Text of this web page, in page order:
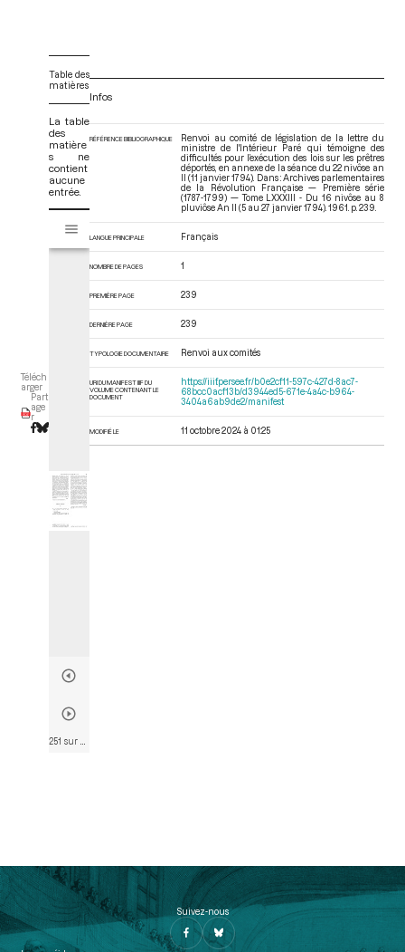
Téléch
arger
Part
age
r
Table des
matières
La table
des
matière
s ne
contient
aucune
entrée.
s
i
d
o
r
Infos
RÉFÉRENCE BIBLIOGRAPHIQUE
Renvoi au comité de législation de la lettre du
ministre de l'Intérieur Paré qui témoigne des
difficultés pour l’exécution des lois sur les prêtres
déportés, en annexe de la séance du 22 nivôse an
II (11 janvier 1794). Dans : Archives parlementaires
de la Révolution Française — Première série
(1787-1799) — Tome LXXXIII - Du 16 nivôse au 8
pluviôse An II (5 au 27 janvier 1794) . 1961. p. 239.
LANGUE PRINCIPALE Français
NOMBRE DE PAGES 1
PREMIÈRE PAGE 239
DERNIÈRE PAGE 239
TYPOLOGIE DOCUMENTAIRE Renvoi aux comités
URI DU MANIFEST IIIF DU
VOLUME CONTENANT LE
DOCUMENT
https://iiif.persee.fr/b0e2cf11-597c-427d-8ac7-
68bcc0acf13b/d3944ed5-671e-4a4c-b964-
3404a6ab9de2/manifest
MODIFIÉ LE 11 octobre 2024 à 01:25
Suivez-nous